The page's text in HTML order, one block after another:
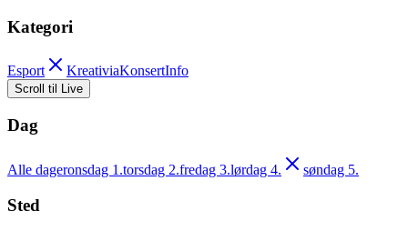
Kategori
Esport KreativiaKonsertInfo
Scroll til Live
Dag
Alle dageronsdag 1.torsdag 2.fredag 3.lørdag 4. søndag 5.
Sted